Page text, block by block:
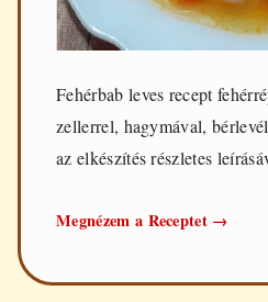
Fehérbab leves recept
zellerrel, hagymával,
az elkészítés részletes
Megnézem a Receptet Fehérbab
→